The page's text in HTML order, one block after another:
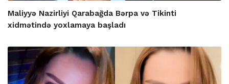
Maliyyə Nazirliyi Qarabağda Bərpa və Tikinti
xidmətində yoxlamaya başladı